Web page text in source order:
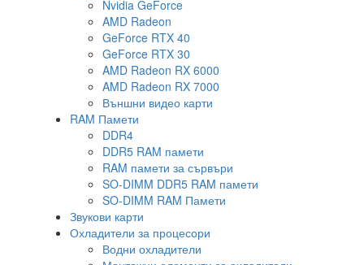
Nvidia GeForce
AMD Radeon
GeForce RTX 40
GeForce RTX 30
AMD Radeon RX 6000
AMD Radeon RX 7000
Външни видео карти
RAM Памети
DDR4
DDR5 RAM памети
RAM памети за сървъри
SO-DIMM DDR5 RAM памети
SO-DIMM RAM Памети
Звукови карти
Охладители за процесори
Водни охладители